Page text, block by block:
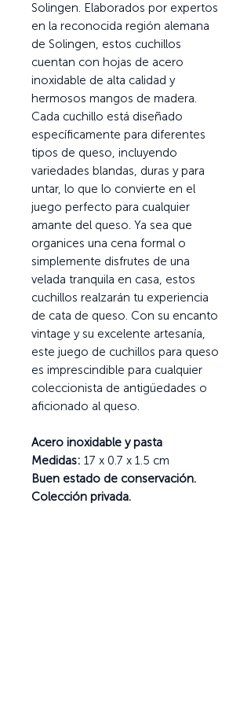
Solingen. Elaborados por expertos
en la reconocida región alemana
de Solingen, estos cuchillos
cuentan con hojas de acero
inoxidable de alta calidad y
hermosos mangos de madera.
Cada cuchillo está diseñado
específicamente para diferentes
tipos de queso, incluyendo
variedades blandas, duras y para
untar, lo que lo convierte en el
juego perfecto para cualquier
amante del queso. Ya sea que
organices una cena formal o
simplemente disfrutes de una
velada tranquila en casa, estos
cuchillos realzarán tu experiencia
de cata de queso. Con su encanto
vintage y su excelente artesanía,
este juego de cuchillos para queso
es imprescindible para cualquier
coleccionista de antigüedades o
aficionado al queso.
Acero inoxidable y pasta
Medidas: 17 x 0.7 x 1.5 cm
Buen estado de conservación.
Colección privada.